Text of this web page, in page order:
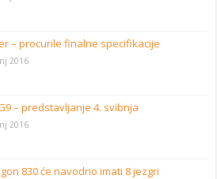
– procurile finalne specifikacije
2016
– predstavljanje 4. svibnja
2016
830 će navodno imati 8 jezgri